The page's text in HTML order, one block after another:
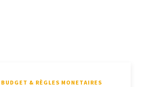
BUDGET & RÈGLES MONETAIRES